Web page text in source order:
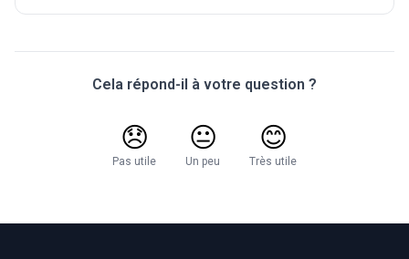
Cela répond-il à votre question ?
😞
Pas utile
😐
Un peu
😊
Très utile